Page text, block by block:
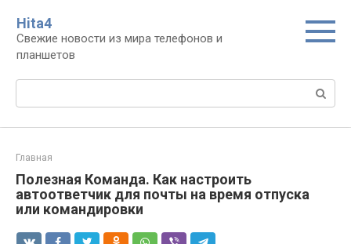
контенту
Нita4
Свежие новости из мира телефонов и
планшетов
Поиск:
Главная
Полезная Команда. Как настроить
автоответчик для почты на время отпуска
или командировки